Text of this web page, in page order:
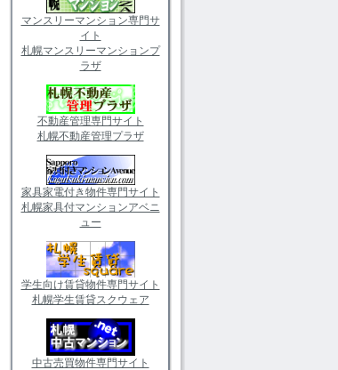
マンスリーマンション専門サ
イト
札幌マンスリーマンションプ
ラザ
不動産管理専門サイト
札幌不動産管理プラザ
家具家電付き物件専門サイト
札幌家具付マンションアベニ
ュー
学生向け賃貸物件専門サイト
札幌学生賃貸スクウェア
中古売買物件専門サイト